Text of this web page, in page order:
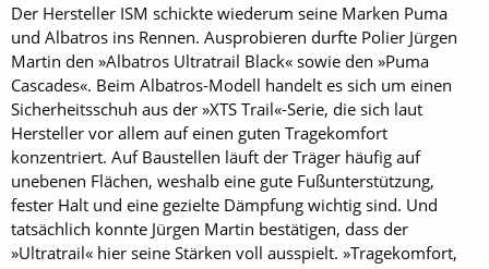
Der Hersteller ISM schickte wiederum seine Marken Puma
und Albatros ins Rennen. Ausprobieren durfte Polier Jürgen
Martin den »Albatros Ultratrail Black« sowie den »Puma
Cascades«. Beim Albatros-Modell handelt es sich um einen
Sicherheitsschuh aus der »XTS Trail«-Serie, die sich laut
Hersteller vor allem auf einen guten Tragekomfort
konzentriert. Auf Baustellen läuft der Träger häufig auf
unebenen Flächen, weshalb eine gute Fußunterstützung,
fester Halt und eine gezielte Dämpfung wichtig sind. Und
tatsächlich konnte Jürgen Martin bestätigen, dass der
»Ultratrail« hier seine Stärken voll ausspielt. »Tragekomfort,